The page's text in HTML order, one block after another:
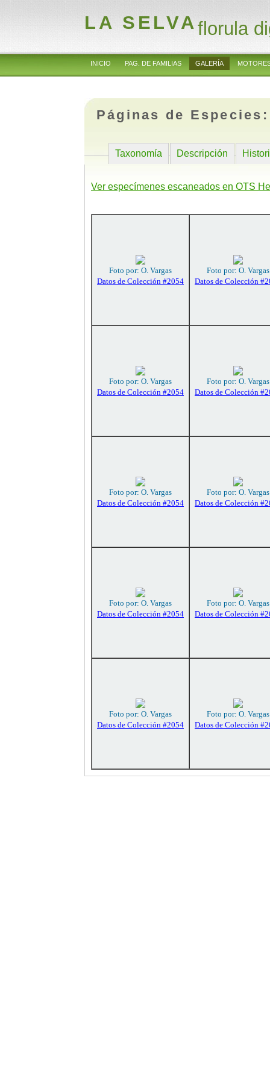
LA SELVAflorula
INICIO PAG. DE FAMILIAS GALERÍA
Páginas de
Taxonomía Descripción
Ver especímenes escaneados en OTS
Foto por: O. Vargas
Datos de Colección #2054
Foto por: O. Vargas
Datos de Colección
Foto por: O. Vargas
Datos de Colección #2054
Foto por: O. Vargas
Datos de Colección
Foto por: O. Vargas
Datos de Colección #2054
Foto por: O. Vargas
Datos de Colección
Foto por: O. Vargas
Datos de Colección #2054
Foto por: O. Vargas
Datos de Colección
Foto por: O. Vargas
Datos de Colección #2054
Foto por: O. Vargas
Datos de Colección